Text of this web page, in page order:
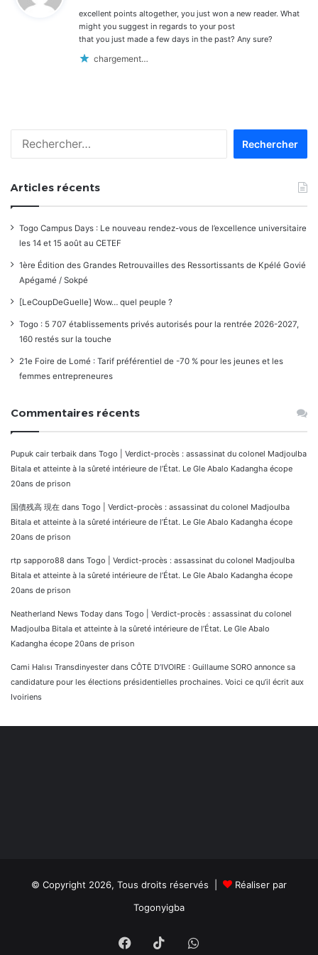
excellent points altogether, you just won a new reader. What
might you suggest in regards to your post
that you just made a few days in the past? Any sure?
chargement…
Articles récents
Togo Campus Days : Le nouveau rendez-vous de l’excellence universitaire
les 14 et 15 août au CETEF
1ère Édition des Grandes Retrouvailles des Ressortissants de Kpélé Govié
Apégamé / Sokpé
[LeCoupDeGuelle] Wow… quel peuple ?
Togo : 5 707 établissements privés autorisés pour la rentrée 2026-2027,
160 restés sur la touche
21e Foire de Lomé : Tarif préférentiel de -70 % pour les jeunes et les
femmes entrepreneures
Commentaires récents
Pupuk cair terbaik dans Togo | Verdict-procès : assassinat du colonel Madjoulba
Bitala et atteinte à la sûreté intérieure de l’État. Le Gle Abalo Kadangha écope
20ans de prison
国債残高 現在 dans Togo | Verdict-procès : assassinat du colonel Madjoulba
Bitala et atteinte à la sûreté intérieure de l’État. Le Gle Abalo Kadangha écope
20ans de prison
rtp sapporo88 dans Togo | Verdict-procès : assassinat du colonel Madjoulba
Bitala et atteinte à la sûreté intérieure de l’État. Le Gle Abalo Kadangha écope
20ans de prison
Neatherland News Today dans Togo | Verdict-procès : assassinat du colonel
Madjoulba Bitala et atteinte à la sûreté intérieure de l’État. Le Gle Abalo
Kadangha écope 20ans de prison
Cami Halısı Transdinyester dans CÔTE D’IVOIRE : Guillaume SORO annonce sa
candidature pour les élections présidentielles prochaines. Voici ce qu’il écrit aux
Ivoiriens
© Copyright 2026, Tous droits réservés |
Réaliser par
Togonyigba
Facebook
TikTokWhatsApp